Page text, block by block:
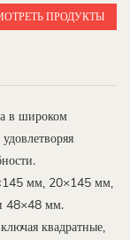
ПРОДУКТЫ
в широком
мм, 20×145 мм,
48×48 мм.
квадратные,